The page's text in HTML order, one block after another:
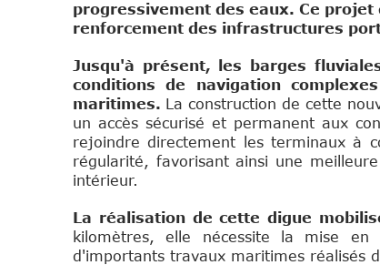
progressivement des eaux. Ce
renforcement des infrastructures
Jusqu'à présent, les barges
conditions de navigation
maritimes. La construction de cette
un accès sécurisé et permanent aux
rejoindre directement les terminaux à
régularité, favorisant ainsi une
intérieur.
La réalisation de cette digue
kilomètres, elle nécessite la mise
d'importants travaux maritimes réalisés